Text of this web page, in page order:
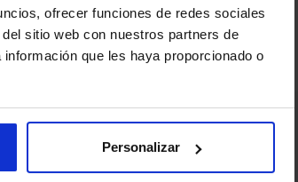
ofrecer funciones de redes sociales
sitio web con nuestros partners de
que les haya proporcionado o
Personalizar